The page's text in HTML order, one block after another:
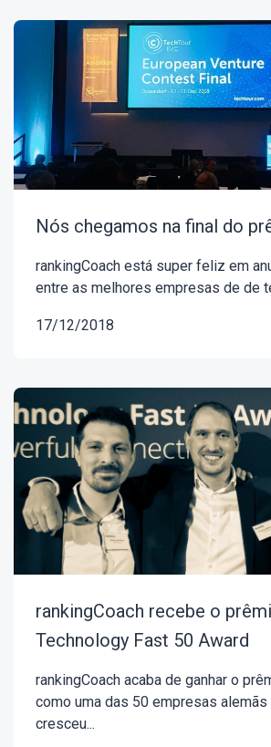
Nós chegamos na final do
rankingCoach está super feliz em
entre as melhores empresas de de
17/12/2018
rankingCoach recebe o
Technology Fast 50 Award
rankingCoach acaba de ganhar o
como uma das 50 empresas
cresceu...